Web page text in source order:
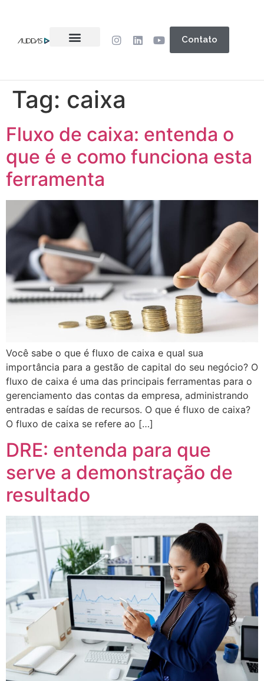
Contato
Tag: caixa
Fluxo de caixa: entenda o
que é e como funciona esta
ferramenta
Você sabe o que é fluxo de caixa e qual sua
importância para a gestão de capital do seu negócio? O
fluxo de caixa é uma das principais ferramentas para o
gerenciamento das contas da empresa, administrando
entradas e saídas de recursos. O que é fluxo de caixa?
O fluxo de caixa se refere ao […]
DRE: entenda para que
serve a demonstração de
resultado